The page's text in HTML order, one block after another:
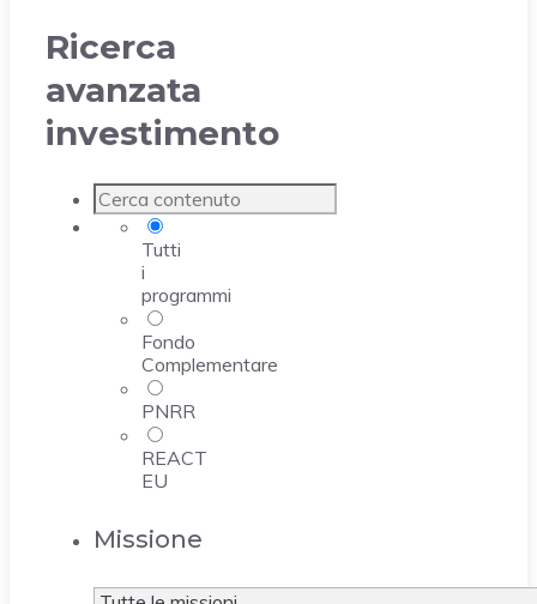
Ricerca
avanzata
investimento
Tutti
i
programmi
Fondo
Complementare
PNRR
REACT
EU
Missione